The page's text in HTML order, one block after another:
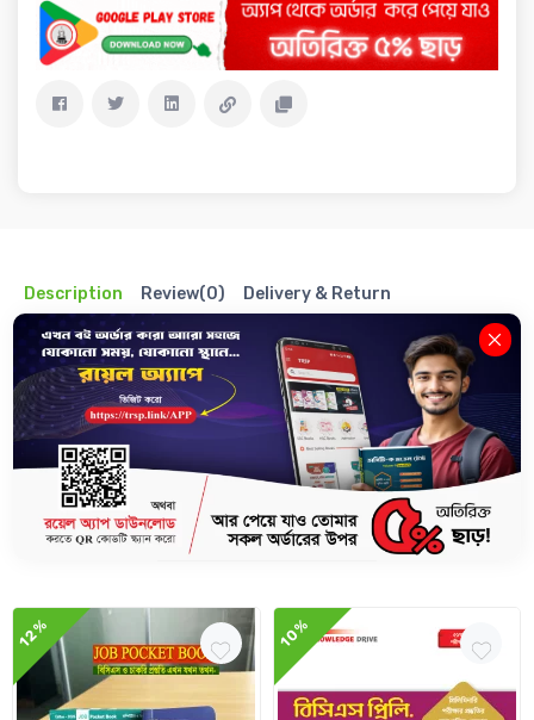
Description Review(0) Delivery & Return
পকেট বইগুলো বিসিএস, NTRCA & Primary , সকল সরকারি চাকরিসহ যেকোনো
প্রতিযোগীতামূলক পরীক্ষায় আসার উপযোগী সবচেয়ে গুরুত্বপূর্ণ বিষয় ও তথ্য দিয়ে ধারাবাহিকভাবে
সাজানো। বইগুলো পকেটে বহন করার উপযুক্ত বলে আপনি যেখানেই যান, বইটি সবসময় সাথে
রাখতে পারবেন।
Related Books
12% 10%